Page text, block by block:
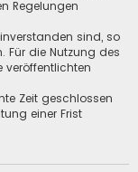
Regelungen
sind, so
Für die Nutzung des
veröffentlichten
Zeit geschlossen
einer Frist